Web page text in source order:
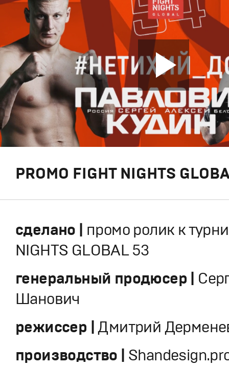
PROMO FIGHT NIGHTS
сделано | промо ролик к
NIGHTS GLOBAL 53
генеральный продюсер |
Шанович
режиссер |Дмитрий
производство |